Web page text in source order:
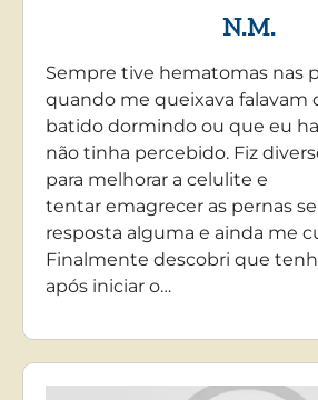
N.M.
Sempre tive hematomas nas
quando me queixava falavam
batido dormindo ou que eu
não tinha percebido. Fiz
para melhorar a celulite e
tentar emagrecer as pernas
resposta alguma e ainda me
Finalmente descobri que
após iniciar o…